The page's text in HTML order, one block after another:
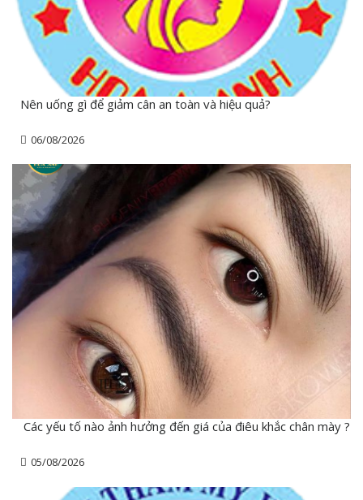
Nên uống gì để giảm cân an toàn và hiệu quả?
06/08/2026
Các yếu tố nào ảnh hưởng đến giá của điêu khắc chân mày ?
05/08/2026